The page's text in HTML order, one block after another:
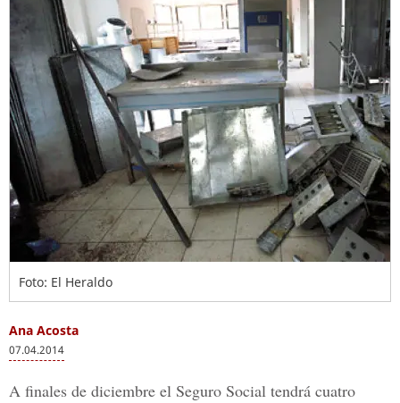
Foto: El Heraldo
Ana Acosta
07.04.2014
A finales de diciembre el Seguro Social tendrá cuatro